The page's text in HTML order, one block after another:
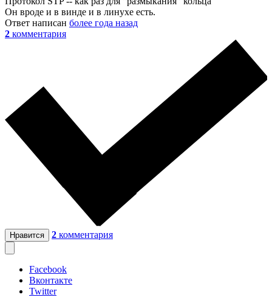
Он вроде и в винде и в линухе есть.
Ответ написан более года назад
2 комментария
Нравится 2 комментария
Facebook
Вконтакте
Twitter